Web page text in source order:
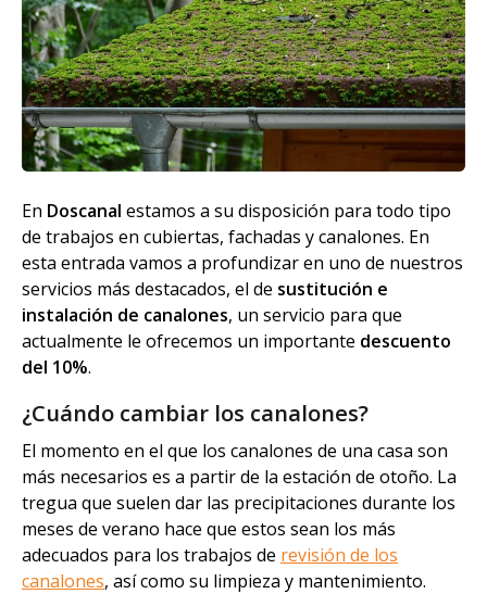
En Doscanal estamos a su disposición para todo tipo
de trabajos en cubiertas, fachadas y canalones. En
esta entrada vamos a profundizar en uno de nuestros
servicios más destacados, el de sustitución e
instalación de canalones, un servicio para que
actualmente le ofrecemos un importante descuento
del 10%.
¿Cuándo cambiar los canalones?
El momento en el que los canalones de una casa son
más necesarios es a partir de la estación de otoño. La
tregua que suelen dar las precipitaciones durante los
meses de verano hace que estos sean los más
adecuados para los trabajos de revisión de los
canalones, así como su limpieza y mantenimiento.